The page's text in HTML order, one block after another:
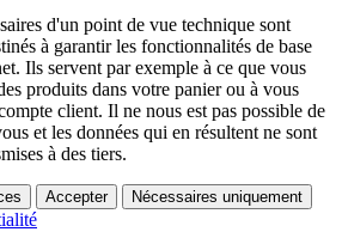
d'un point de vue technique sont
à garantir les fonctionnalités de base
Ils servent par exemple à ce que vous
produits dans votre panier ou à vous
client. Il ne nous est pas possible de
et les données qui en résultent ne sont
à des tiers.
Accepter Nécessaires uniquement